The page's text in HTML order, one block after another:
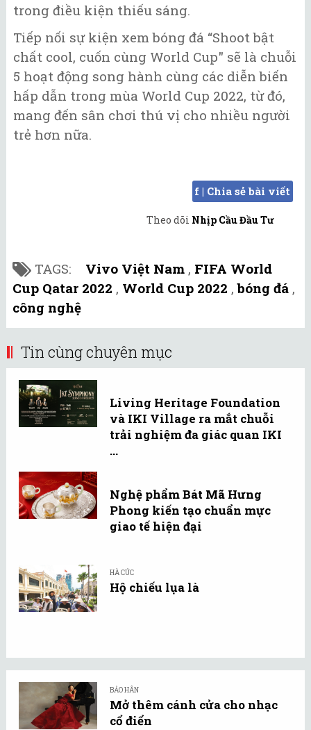
trong điều kiện thiếu sáng.
Tiếp nối sự kiện xem bóng đá “Shoot bật
chất cool, cuốn cùng World Cup" sẽ là chuỗi
5 hoạt động song hành cùng các diễn biến
hấp dẫn trong mùa World Cup 2022, từ đó,
mang đến sân chơi thú vị cho nhiều người
trẻ hơn nữa.
f | Chia sẻ bài viết
Theo dõi Nhịp Cầu Đầu Tư
TAGS: Vivo Việt Nam , FIFA World
Cup Qatar 2022 , World Cup 2022 ,bóng đá ,
công nghệ
Tin cùng chuyên mục
Living Heritage Foundation
và IKI Village ra mắt chuỗi
trải nghiệm đa giác quan IKI
...
Nghệ phẩm Bát Mã Hưng
Phong kiến tạo chuẩn mực
giao tế hiện đại
HÀ CÚC
Hộ chiếu lụa là
BẢO HÂN
Mở thêm cánh cửa cho nhạc
cổ điển